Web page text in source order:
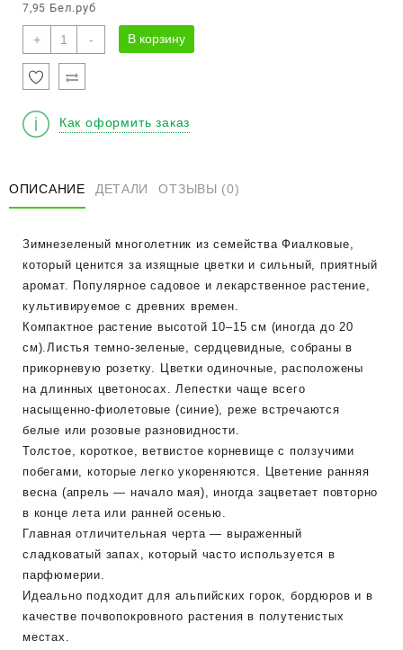
7,95 Бел.руб
+
Количество
товара
Фиалка
душистая
- В корзину
Как оформить заказ
ОПИСАНИЕ ДЕТАЛИ ОТЗЫВЫ (0)
Зимнезеленый многолетник из семейства Фиалковые,
который ценится за изящные цветки и сильный, приятный
аромат. Популярное садовое и лекарственное растение,
культивируемое с древних времен.
Компактное растение высотой 10–15 см (иногда до 20
см).Листья темно-зеленые, сердцевидные, собраны в
прикорневую розетку. Цветки одиночные, расположены
на длинных цветоносах. Лепестки чаще всего
насыщенно-фиолетовые (синие), реже встречаются
белые или розовые разновидности.
Толстое, короткое, ветвистое корневище с ползучими
побегами, которые легко укореняются. Цветение ранняя
весна (апрель — начало мая), иногда зацветает повторно
в конце лета или ранней осенью.
Главная отличительная черта — выраженный
сладковатый запах, который часто используется в
парфюмерии.
Идеально подходит для альпийских горок, бордюров и в
качестве почвопокровного растения в полутенистых
местах.